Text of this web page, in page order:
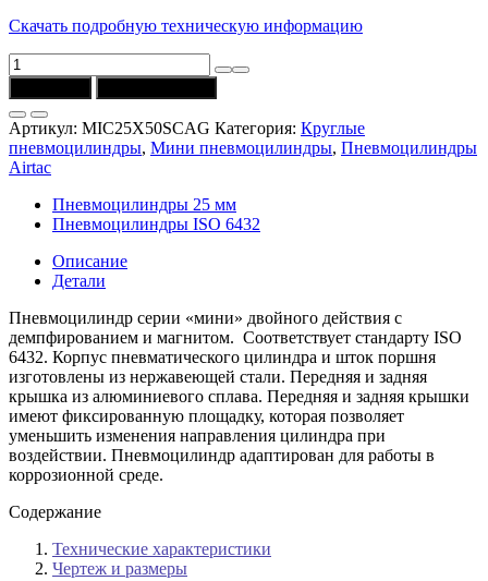
Скачать подробную техническую информацию
Количество
товара
Пневмоцилиндр
MIC25X50SCAG
(D
=
25
Airtac
Артикул: MIC25X50SCAG Категория: Круглые
пневмоцилиндры, Мини пневмоцилиндры, Пневмоцилиндры
Airtac
Пневмоцилиндры 25 мм
Пневмоцилиндры ISO 6432
Описание
Детали
Пневмоцилиндр серии «мини» двойного действия с
демпфированием и магнитом. Соответствует стандарту ISO
6432. Корпус пневматического цилиндра и шток поршня
изготовлены из нержавеющей стали. Передняя и задняя
крышка из алюминиевого сплава. Передняя и задняя крышки
имеют фиксированную площадку, которая позволяет
уменьшить изменения направления цилиндра при
воздействии. Пневмоцилиндр адаптирован для работы в
коррозионной среде.
Содержание
Технические характеристики
Чертеж и размеры